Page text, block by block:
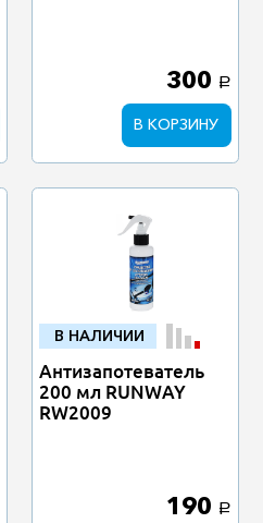
300 a
В КОРЗИНУ
В НАЛИЧИИ
Антизапотеватель
200 мл RUNWAY
RW2009
190 a